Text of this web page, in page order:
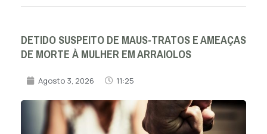
DETIDO SUSPEITO DE MAUS-TRATOS E AMEAÇAS
DE MORTE À MULHER EM ARRAIOLOS
Agosto 3, 2026 11:25